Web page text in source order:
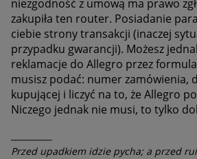
niezgodność z umową ma prawo
zakupiła ten router. Posiadanie
ciebie strony transakcji (inaczej
przypadku gwarancji). Możesz
reklamacje do Allegro przez
musisz podać: numer zamówienia,
kupującej i liczyć na to, że Allegro
Niczego jednak nie musi, to tylko
Przed upadkiem idzie pycha; a przed